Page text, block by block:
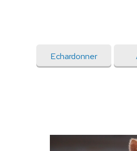
Echardonner